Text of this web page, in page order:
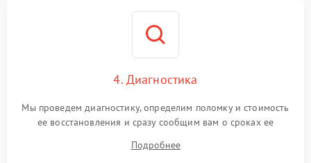
4. Диагностика
Мы проведем диагностику, определим поломку и стоимость
ее восстановления и сразу сообщим вам о сроках ее
Подробнее